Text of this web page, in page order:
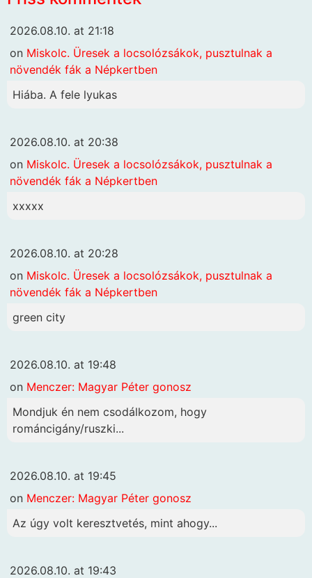
2026.08.10. at 21:18
on Miskolc. Üresek a locsolózsákok, pusztulnak a
növendék fák a Népkertben
Hiába. A fele lyukas
2026.08.10. at 20:38
on Miskolc. Üresek a locsolózsákok, pusztulnak a
növendék fák a Népkertben
xxxxx
2026.08.10. at 20:28
on Miskolc. Üresek a locsolózsákok, pusztulnak a
növendék fák a Népkertben
green city
2026.08.10. at 19:48
on Menczer: Magyar Péter gonosz
Mondjuk én nem csodálkozom, hogy
románcigány/ruszki...
2026.08.10. at 19:45
on Menczer: Magyar Péter gonosz
Az úgy volt keresztvetés, mint ahogy...
2026.08.10. at 19:43